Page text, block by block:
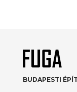
BUDAPESTI